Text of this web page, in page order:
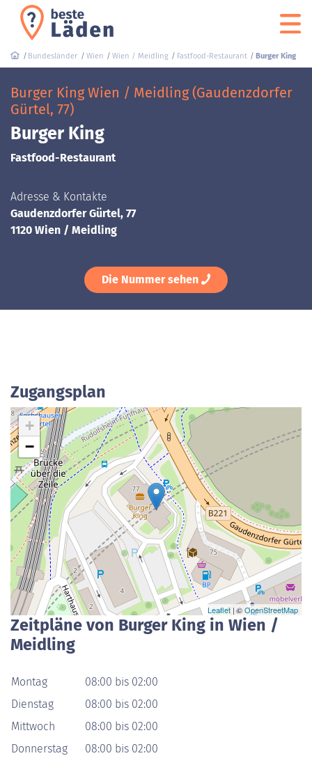
Bundesländer Wien Wien / Meidling Fastfood-Restaurant Burger King
Burger King Wien / Meidling (Gaudenzdorfer
Gürtel, 77)
Burger King
Fastfood-Restaurant
Adresse & Kontakte
Gaudenzdorfer Gürtel, 77
1120 Wien / Meidling
Die Nummer sehen
Zugangsplan
+
−
Leaflet | ©OpenStreetMap
Zeitpläne von Burger King in Wien /
Meidling
Montag
08:00 bis 02:00
Dienstag
08:00 bis 02:00
Mittwoch
08:00 bis 02:00
Donnerstag
08:00 bis 02:00